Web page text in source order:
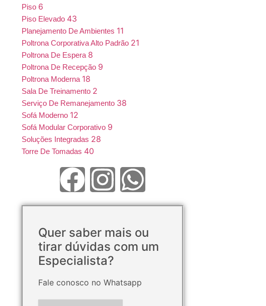
Piso 6
Piso Elevado 43
Planejamento De Ambientes 11
Poltrona Corporativa Alto Padrão 21
Poltrona De Espera 8
Poltrona De Recepção 9
Poltrona Moderna 18
Sala De Treinamento 2
Serviço De Remanejamento 38
Sofá Moderno 12
Sofá Modular Corporativo 9
Soluções Integradas 28
Torre De Tomadas 40
Quer saber mais ou
tirar dúvidas com um
Especialista?
Fale conosco no Whatsapp